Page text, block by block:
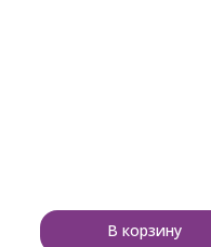
В корзину